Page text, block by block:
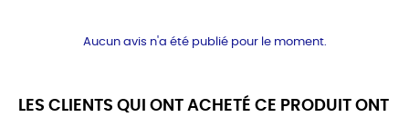
Aucun avis n'a été publié pour le moment.
LES CLIENTS QUI ONT ACHETÉ CE PRODUIT ONT